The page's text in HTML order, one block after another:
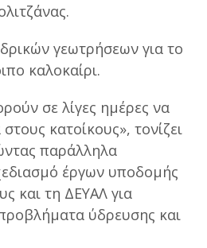
γεωτρήσεων για το
καλοκαίρι.
σε λίγες ημέρες να
κατοίκους», τονίζει
παράλληλα
έργων υποδομής
και τη ΔΕΥΑΛ για
ύδρευσης και